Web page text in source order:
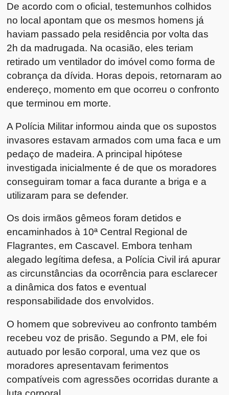
De acordo com o oficial, testemunhos colhidos
no local apontam que os mesmos homens já
haviam passado pela residência por volta das
2h da madrugada. Na ocasião, eles teriam
retirado um ventilador do imóvel como forma de
cobrança da dívida. Horas depois, retornaram ao
endereço, momento em que ocorreu o confronto
que terminou em morte.
A Polícia Militar informou ainda que os supostos
invasores estavam armados com uma faca e um
pedaço de madeira. A principal hipótese
investigada inicialmente é de que os moradores
conseguiram tomar a faca durante a briga e a
utilizaram para se defender.
Os dois irmãos gêmeos foram detidos e
encaminhados à 10ª Central Regional de
Flagrantes, em Cascavel. Embora tenham
alegado legítima defesa, a Polícia Civil irá apurar
as circunstâncias da ocorrência para esclarecer
a dinâmica dos fatos e eventual
responsabilidade dos envolvidos.
O homem que sobreviveu ao confronto também
recebeu voz de prisão. Segundo a PM, ele foi
autuado por lesão corporal, uma vez que os
moradores apresentavam ferimentos
compatíveis com agressões ocorridas durante a